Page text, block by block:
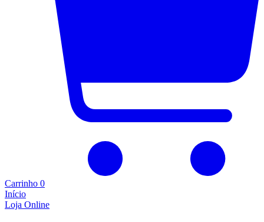
Carrinho 0
Início
Loja Online